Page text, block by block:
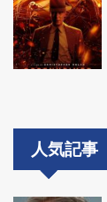
人気記事